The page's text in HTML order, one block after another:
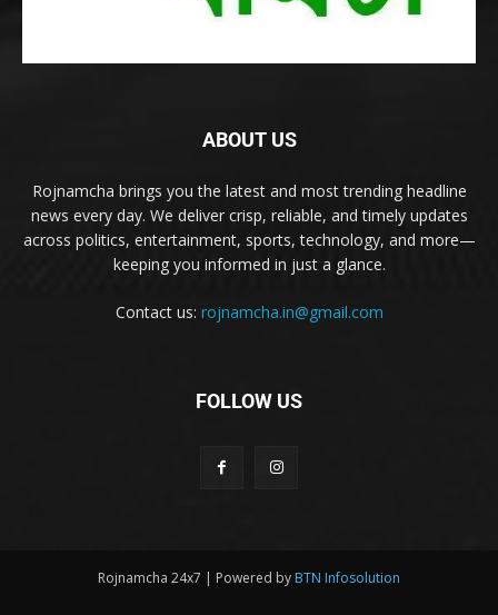
ABOUT US
Rojnamcha brings you the latest and most trending headline
news every day. We deliver crisp, reliable, and timely updates
across politics, entertainment, sports, technology, and more—
keeping you informed in just a glance.
Contact us: rojnamcha.in@gmail.com
FOLLOW US
Rojnamcha 24x7 | Powered by BTN Infosolution